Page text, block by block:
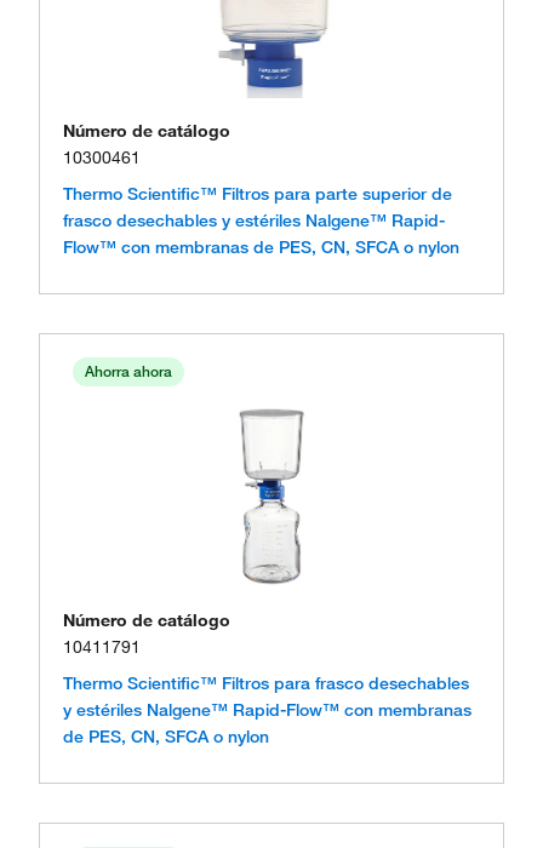
Número de catálogo
10300461
Thermo Scientific™ Filtros para parte superior de
frasco desechables y estériles Nalgene™ Rapid-
Flow™ con membranas de PES, CN, SFCA o nylon
Ahorra ahora
Número de catálogo
10411791
Thermo Scientific™ Filtros para frasco desechables
y estériles Nalgene™ Rapid-Flow™ con membranas
de PES, CN, SFCA o nylon